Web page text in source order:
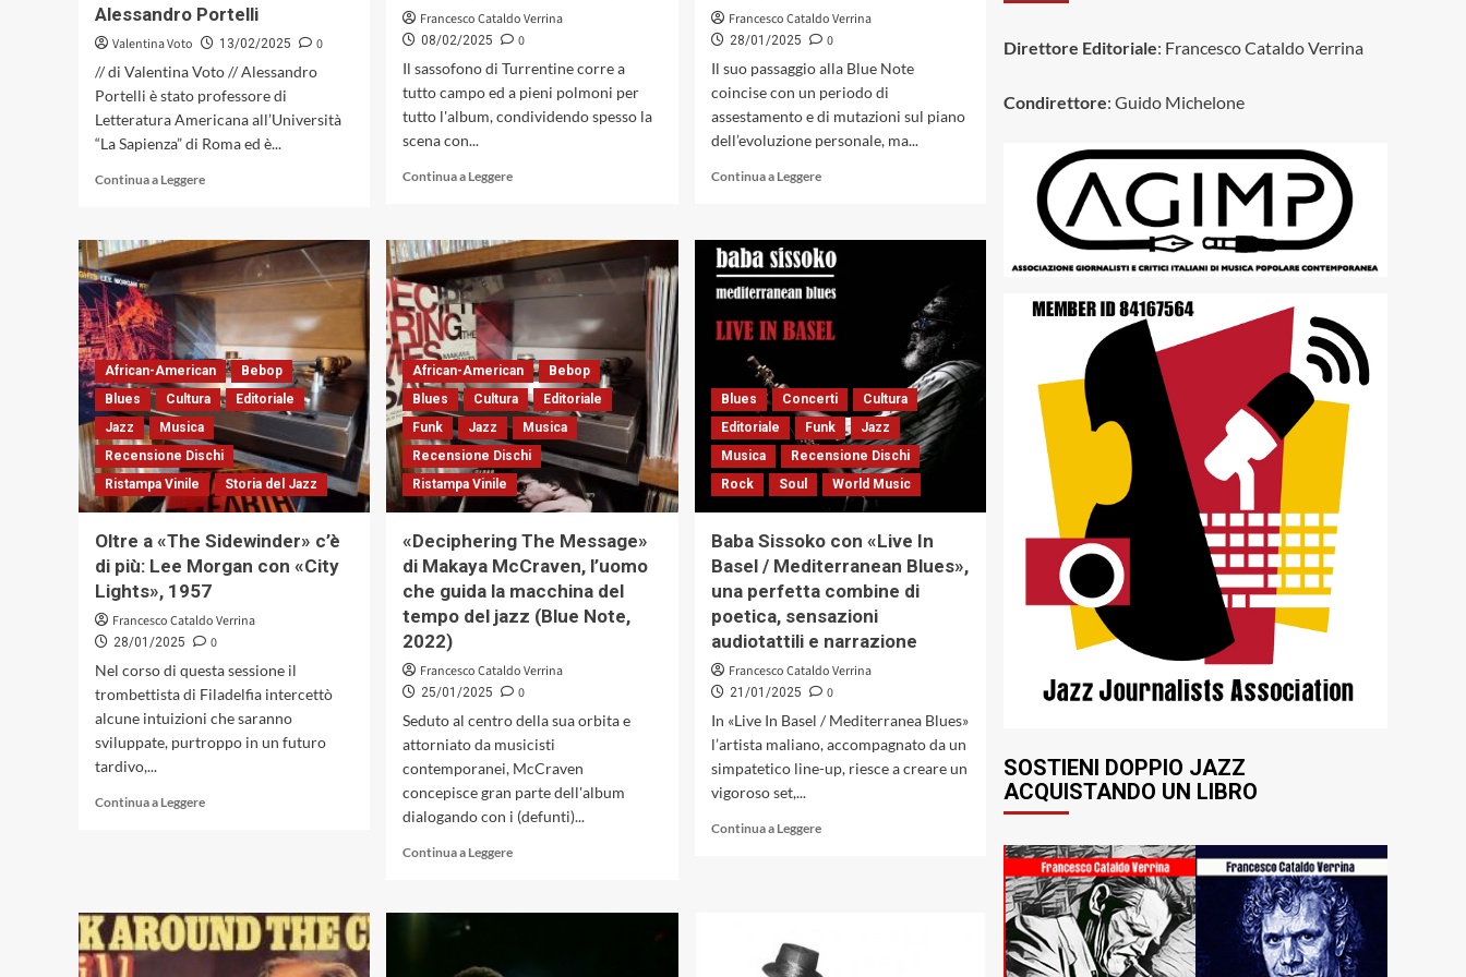
oggi
anni
Alessandro Portelli
Valentina Voto 13/02/2025
0
// di Valentina Voto // Alessandro
Portelli è stato professore di
Letteratura Americana all’Università
“La Sapienza” di Roma ed è...
Continua a LeggereLeggi
su
L’ascolto
come
arte
il
lavoro
culturale
come
lavoro
politico.
Intervista
ad
Alessandro
Francesco Cataldo Verrina
08/02/2025
0
Il sassofono di Turrentine corre a
tutto campo ed a pieni polmoni per
tutto l'album, condividendo spesso la
scena con...
Continua a LeggereLeggi
«That’s
Where
It’s
At»
di
Stanley
Turrentine,
il
jazz
con
l’anima
(Blue
Note,
Francesco Cataldo Verrina
28/01/2025
0
Il suo passaggio alla Blue Note
coincise con un periodo di
assestamento e di mutazioni sul piano
dell’evoluzione personale, ma...
Continua a LeggereLeggi
Sonny
Rollins,
Vol.1
e
Vol.2,
di
sangue
Blue
(Note)
African-American
Bebop
Blues
Cultura
Editoriale
Jazz
Musica
Recensione Dischi
Ristampa Vinile
Storia del Jazz
Oltre a «The Sidewinder» c’è
di più: Lee Morgan con «City
Lights», 1957
Francesco Cataldo Verrina
28/01/2025
0
Nel corso di questa sessione il
trombettista di Filadelfia intercettò
alcune intuizioni che saranno
sviluppate, purtroppo in un futuro
tardivo,...
Continua a LeggereLeggi
«The
Sidewinder»
African-American
Bebop
Blues
Cultura
Editoriale
Funk
Jazz
Musica
Recensione Dischi
Ristampa Vinile
«Deciphering The Message»
di Makaya McCraven, l’uomo
che guida la macchina del
tempo del jazz (Blue Note,
2022)
Francesco Cataldo Verrina
25/01/2025
0
Seduto al centro della sua orbita e
attorniato da musicisti
contemporanei, McCraven
concepisce gran parte dell'album
dialogando con i (defunti)...
Continua a LeggereLeggi
su
Blues Concerti
Cultura
Editoriale
Funk
Jazz
Musica
Recensione Dischi
Rock
Soul World Music
Baba Sissoko con «Live In
Basel / Mediterranean Blues»,
una perfetta combine di
poetica, sensazioni
audiotattili e narrazione
Francesco Cataldo Verrina
21/01/2025
0
In «Live In Basel / Mediterranea Blues»
l’artista maliano, accompagnato da un
simpatetico line-up, riesce a creare un
vigoroso set,...
Continua a LeggereLeggi
«Live
Direttore Editoriale: Francesco Cataldo Verrina
Condirettore: Guido Michelone
SOSTIENI DOPPIO JAZZ
ACQUISTANDO UN LIBRO